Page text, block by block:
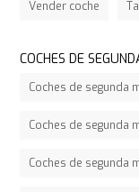
Vender coche
COCHES DE
Coches de segunda
Coches de segunda
Coches de segunda